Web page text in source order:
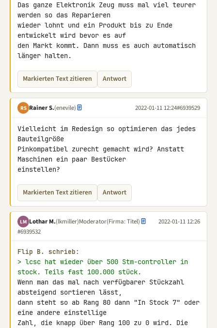
Das ganze Elektronik Zeug muss mal viel teurer
werden so das Reparieren
wieder lohnt und ein Produkt bis zu Ende
entwickelt wird bevor es auf
den Markt kommt. Dann muss es auch automatisch
länger halten.
Markierten Text zitieren Antwort
RS Rainer S.(enevile) 2022-01-11 12:24#6939529
Vielleicht im Redesign so optimieren das jedes
Bauteilgröße
Pinkompatibel zurecht gemacht wird? Anstatt
Maschinen ein paar Bestücker
einstellen?
Markierten Text zitieren Antwort
LM Lothar M.(lkmiller)Moderator(Firma: Titel)
2022-01-11 12:26
#6939532
Flip B. schrieb:
> lcsc hat wieder über 500 Stm-controller in
stock. Teils fast 100.000 stück.
Wenn man das mal nach verfügbarer Stückzahl
absteigend sortieren lässt,
dann steht so ab Rang 80 dann "In Stock 7" oder
eine andere einstellige
Zahl, die knapp über Rang 100 zu 0 wird. Die